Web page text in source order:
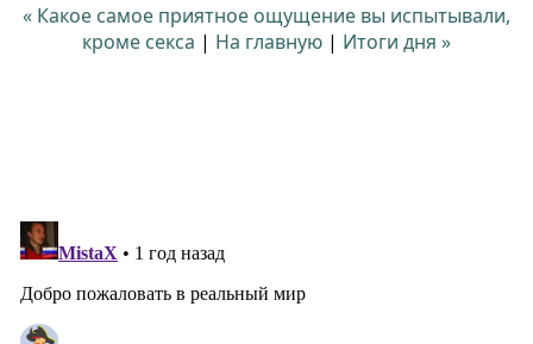
« Какое самое приятное ощущение вы испытывали,
кроме секса⁠⁠ | На главную | Итоги дня »